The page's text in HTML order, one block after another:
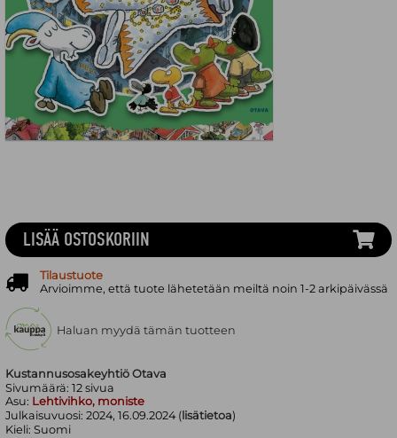
Kustannusosakeyhtiö Otava
Sivumäärä:12 sivua
Asu: Lehtivihko, moniste
Julkaisuvuosi:2024, 16.09.2024 ( lisätietoa)
Kieli:Suomi
LISÄÄ OSTOSKORIIN
Tilaustuote
Arvioimme, että tuote lähetetään meiltä noin 1-2 arkipäivässä
Haluan myydä tämän tuotteen